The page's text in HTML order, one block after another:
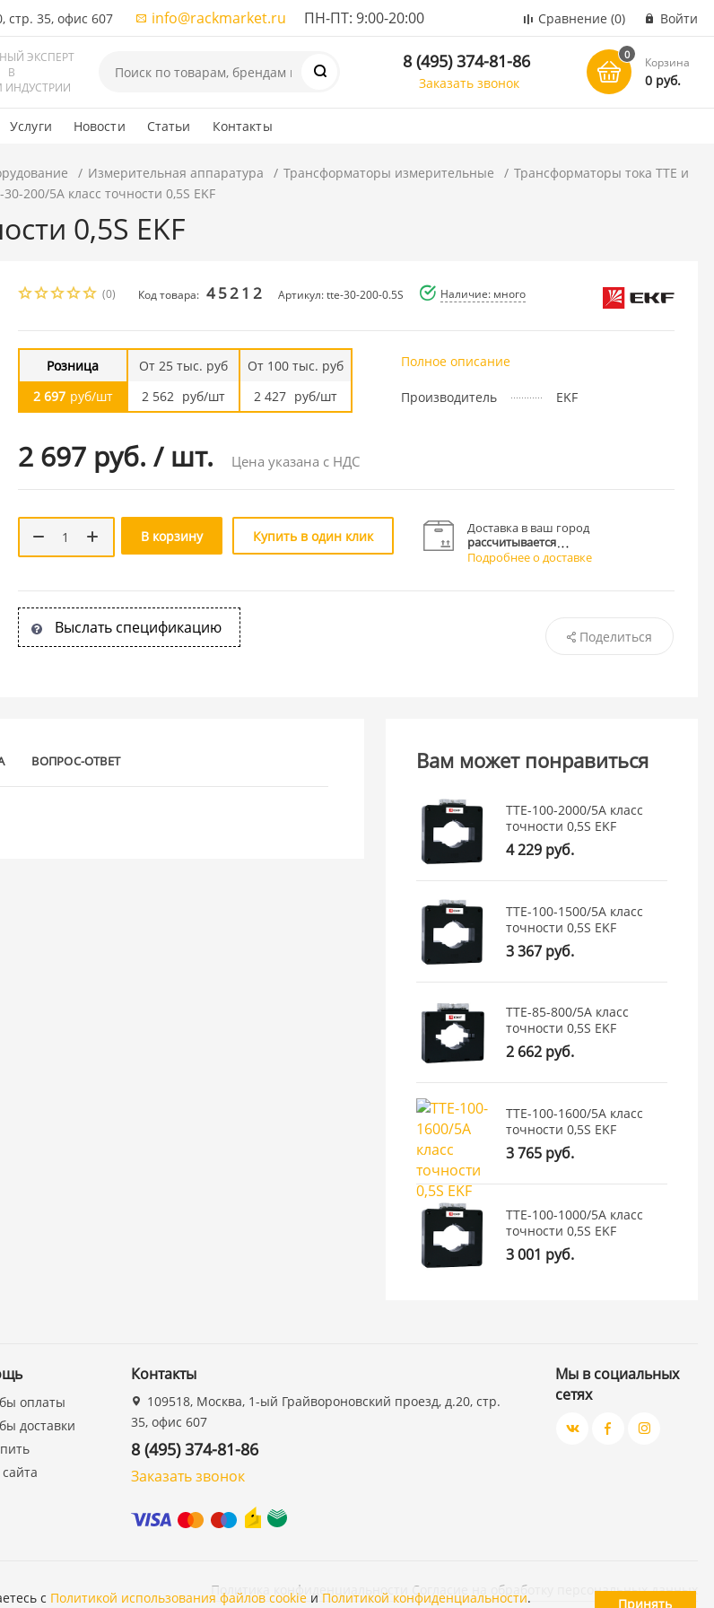
стр. 35, офис 607 info@rackmarket.ru ПН-ПТ: 9:00-20:00 Сравнение (0) Войти
ЭКСПЕРТ
В
ИНДУСТРИИ
8 (495) 374-81-86
Заказать звонок
0
Корзина
0 руб.
Услуги Новости Статьи Контакты
Измерительная аппаратура Трансформаторы измерительные
Трансформаторы тока ТТЕ и
30-200/5А класс точности 0,5S EKF
0,5S EKF
(0) Код товара: 45212 Артикул: tte-30-200-0.5S Наличие: много
Розница
2 697 руб/шт
От 25 тыс. руб
2 562 руб/шт
От 100 тыс. руб
2 427 руб/шт
2 697 руб. / шт. Цена указана с НДС
Полное описание
Производитель EKF
В корзину Купить в один клик
Доставка в ваш город
рассчитывается
Подробнее о доставке
Выслать спецификацию Поделиться
ВОПРОС-ОТВЕТ Вам может понравиться
ТТЕ-100-2000/5А класс
точности 0,5S EKF
4 229 руб.
ТТЕ-100-1500/5А класс
точности 0,5S EKF
3 367 руб.
ТТЕ-85-800/5А класс
точности 0,5S EKF
2 662 руб.
ТТЕ-100-1600/5А класс
точности 0,5S EKF
3 765 руб.
ТТЕ-100-1000/5А класс
точности 0,5S EKF
3 001 руб.
оплаты
доставки
Контакты
109518, Москва, 1-ый Грайвороновский проезд, д.20, стр.
35, офис 607
8 (495) 374-81-86
Заказать звонок
Мы в социальных
сетях
Политика конфиденциальности Согласие на обработку персональных данных
с Политикой использования файлов cookie и Политикой конфиденциальности. Принять